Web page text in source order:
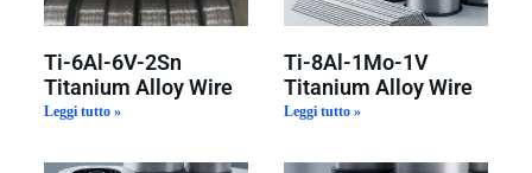
Ti-6Al-6V-2Sn
Titanium Alloy Wire
Leggi tutto »
Ti-8Al-1Mo-1V
Titanium Alloy Wire
Leggi tutto »